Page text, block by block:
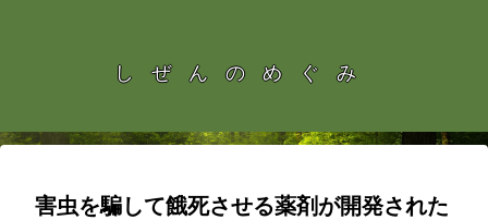
しぜんのめぐみ
害虫を騙して餓死させる薬剤が開発された